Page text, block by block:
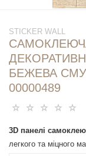
STICKER WALL
БЕЖЕВА
00000489
3D панелі
легкого та міцного